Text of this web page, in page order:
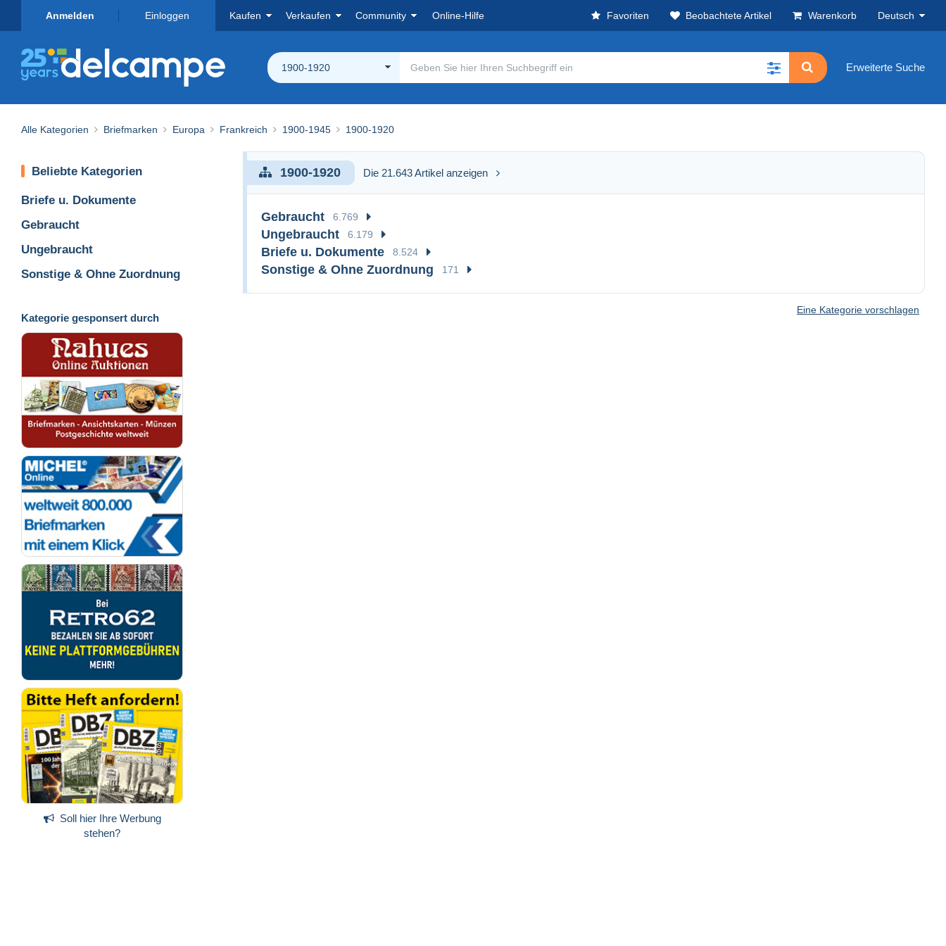
Anmelden Einloggen Kaufen Verkaufen Community Online-Hilfe Favoriten Beobachtete Artikel Warenkorb Deutsch
1900-1920 Erweiterte Suche
Alle Kategorien Briefmarken Europa Frankreich 1900-1945 1900-1920
Beliebte Kategorien
Briefe u. Dokumente
Gebraucht
Ungebraucht
Sonstige & Ohne Zuordnung
Kategorie gesponsert durch
Soll hier Ihre Werbung
stehen?
1900-1920 Die 21.643 Artikel anzeigen
Gebraucht 6.769
Ungebraucht 6.179
Briefe u. Dokumente 8.524
Sonstige & Ohne Zuordnung 171
Eine Kategorie vorschlagen